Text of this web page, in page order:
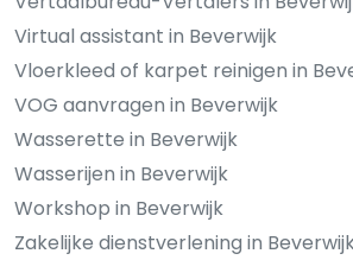
Virtual assistant in Beverwijk
Vloerkleed of karpet reinigen in
VOG aanvragen in Beverwijk
Wasserette in Beverwijk
Wasserijen in Beverwijk
Workshop in Beverwijk
Zakelijke dienstverlening in